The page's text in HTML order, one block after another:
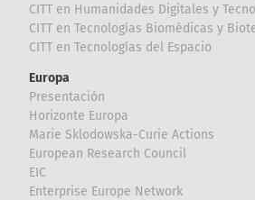
CITT en Humanidades Digitales y
CITT en Tecnologías Biomédicas y
CITT en Tecnologías del Espacio
Europa
Presentación
Horizonte Europa
Marie Sklodowska-Curie Actions
European Research Council
EIC
Enterprise Europe Network